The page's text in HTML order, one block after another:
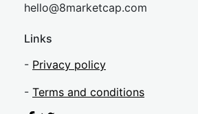
hello@8marketcap.com
Links
- Privacy policy
- Terms and conditions